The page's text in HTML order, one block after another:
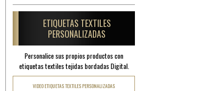
ETIQUETAS TEXTILES
PERSONALIZADAS
Personalice sus propios productos con
etiquetas textiles tejidas bordadas Digital.
VIDEO ETIQUETAS TEXTILES PERSONALIZADAS